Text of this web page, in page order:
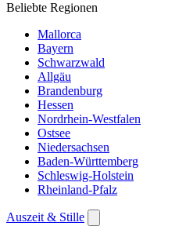
Beliebte Regionen
Mallorca
Bayern
Schwarzwald
Allgäu
Brandenburg
Hessen
Nordrhein-Westfalen
Ostsee
Niedersachsen
Baden-Württemberg
Schleswig-Holstein
Rheinland-Pfalz
Auszeit & Stille